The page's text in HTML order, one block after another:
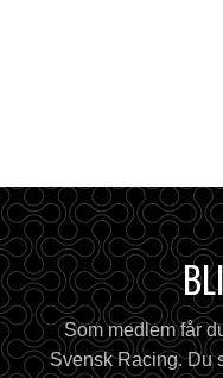
Som medlem får
Svensk Racing. Du